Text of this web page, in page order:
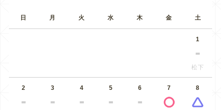
日 月 火 水 木 金 土
1
松下
2 3 4 5 6 7 8